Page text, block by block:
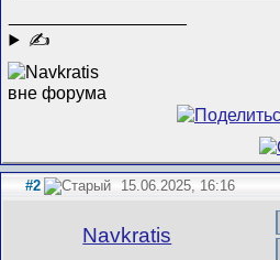
✍
#2 15.06.2025, 16:16
Navkratis